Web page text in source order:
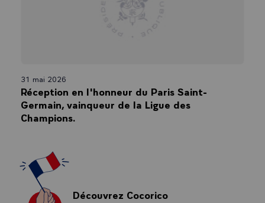
31 mai 2026
Réception en l'honneur du Paris Saint-
Germain, vainqueur de la Ligue des
Champions.
Découvrez Cocorico